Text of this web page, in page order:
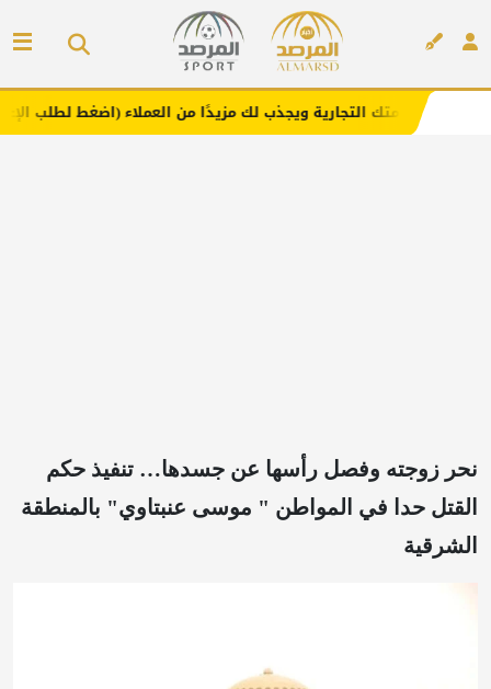
ويجذب لك مزيدًا من العملاء (اضغط لطلب الإعلان)
نحر زوجته وفصل رأسها عن جسدها… تنفيذ حكم
القتل حدا في المواطن " موسى عنبتاوي" بالمنطقة
الشرقية